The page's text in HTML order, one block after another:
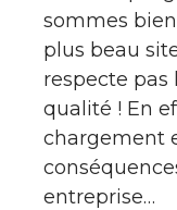
sommes
plus beau
respecte pas
qualité ! En
chargement
entreprise…